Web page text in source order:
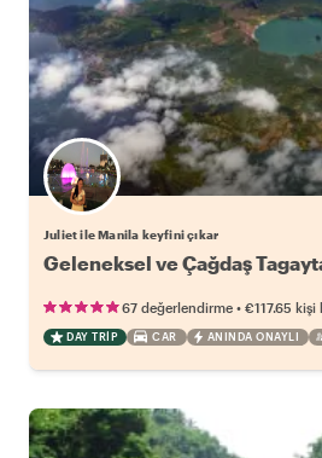
Juliet ile Manila keyfini çıkar
Geleneksel ve Çağdaş
67 değerlendirme • €117.65 kişi
DAY TRIP CAR ANINDA ONAYLI